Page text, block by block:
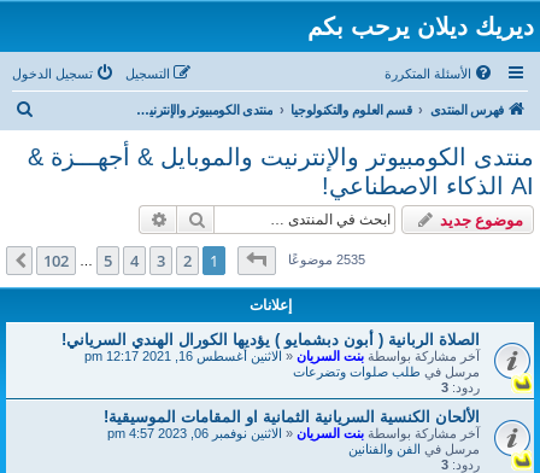
ديريك ديلان يرحب بكم
الأسئلة المتكررة تسجيل الدخول التسجيل
فهرس المنتدى قسم العلوم والتكنولوجيا منتدى الكومبيوتر والإنترنيت والموبايل & أجهـــزة & AI الذكاء الاصطناعي!
ب
منتدى الكومبيوتر والإنترنيت والموبايل & أجهـــزة &
AI الذكاء الاصطناعي!
موضوع جديد بحث
2535 موضوعًاصفحة1من 102
1
2
3
4
5
102 التالي
إعلانات
الصلاة الربانية ( أبون دبشمايو ) يؤديها الكورال الهندي السرياني!
آخر مشاركة بواسطةبنت السريان«الاثنين أغسطس 16, 2021 12:17 pm
مرسل فيطلب صلوات وتضرعات
ردود: 3
الألحان الكنسية السريانية الثمانية او المقامات الموسيقية!
آخر مشاركة بواسطةبنت السريان«الاثنين نوفمبر 06, 2023 4:57 pm
مرسل فيالفن والفنانين
ردود: 3